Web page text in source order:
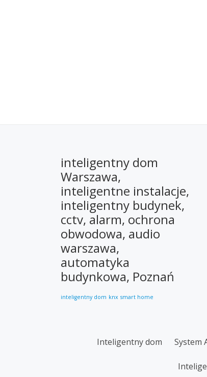
inteligentny dom
Warszawa,
inteligentne instalacje,
inteligentny budynek,
cctv, alarm, ochrona
obwodowa, audio
warszawa,
automatyka
budynkowa, Poznań
inteligentny dom knx smart home
Inteligentny dom System